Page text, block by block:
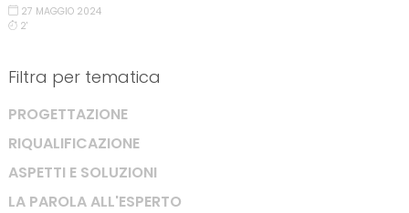
27 MAGGIO 2024
2'
Filtra per tematica
PROGETTAZIONE
RIQUALIFICAZIONE
ASPETTI E SOLUZIONI
LA PAROLA ALL'ESPERTO